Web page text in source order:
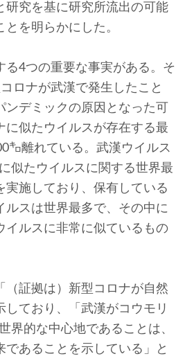
研究を基に研究所流出の可能
を明らかにした。
4つの重要な事実がある。そ
ロナが武漢で発生したこと
デミックの原因となった可
に似たウイルスが存在する最
㌔離れている。武漢ウイルス
似たウイルスに関する世界最
実施しており、保有している
ルスは世界最多で、その中に
イルスに非常に似ているもの
証拠は）新型コロナが自然
しており、「武漢がコウモリ
界的な中心地であることは、
であることを示している」と